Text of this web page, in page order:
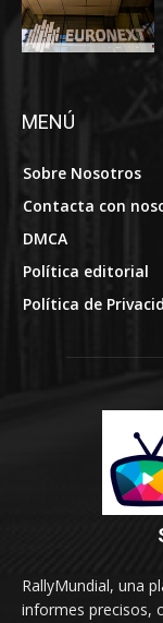
MENÚ
Sobre Nosotros
Contacta con
DMCA
Política editorial
Política de
RallyMundial, una
informes precisos,